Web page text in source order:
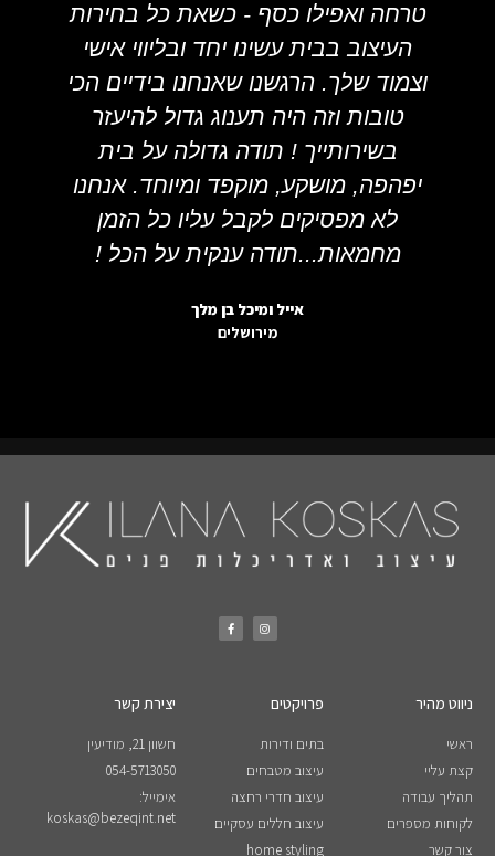
טרחה ואפילו כסף - כשאת כל בחירות
העיצוב בבית עשינו יחד ובליווי אישי
וצמוד שלך. הרגשנו שאנחנו בידיים הכי
טובות וזה היה תענוג גדול להיעזר
בשירותייך ! תודה גדולה על בית
יפהפה, מושקע, מוקפד ומיוחד. אנחנו
לא מפסיקים לקבל עליו כל הזמן
מחמאות...תודה ענקית על הכל !
אייל ומיכל בן מלך
מירושלים
ניווט מהיר
ראשי
קצת עליי
תהליך עבודה
לקוחות מספרים
צור קשר
פרויקטים
בתים ודירות
עיצוב מטבחים
עיצוב חדרי רחצה
עיצוב חללים עסקיים
home styling
יצירת קשר
חשוון 21, מודיעין
054-5713050
אימייל:
koskas@bezeqint.net